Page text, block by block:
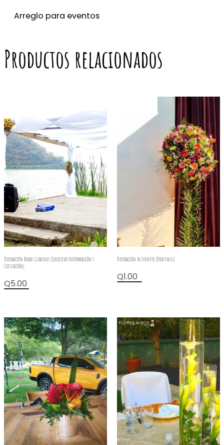
Arreglo para eventos
Productos relacionados
Decoración Bodas Girasoles (Solicitar información y
Cotización)
Q5.00
Decoración de Eventos (Pedestales)
Q1.00